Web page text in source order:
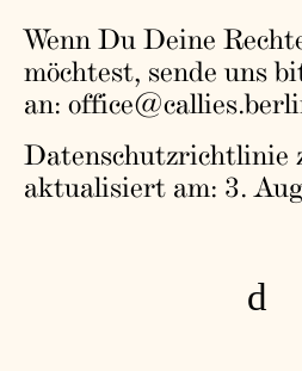
Wenn Du Deine
möchtest, sende uns
an:
Datenschutzrichtlinie
aktualisiert am: 3.
d